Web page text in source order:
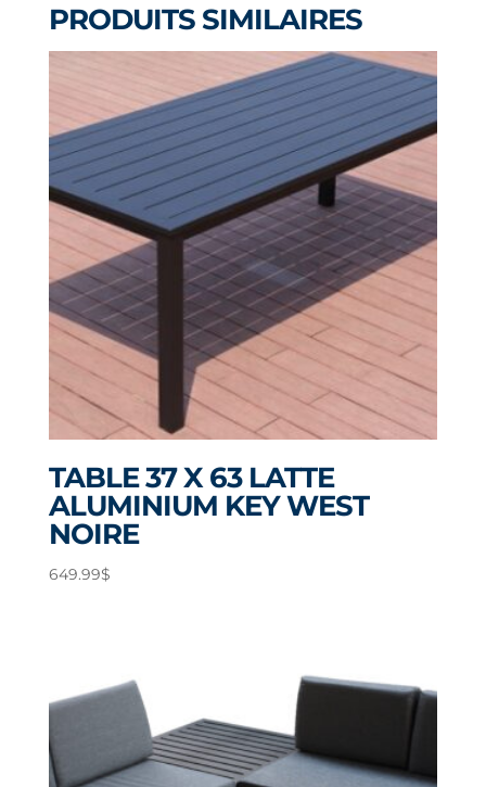
FRAME
GRIS
PRODUITS SIMILAIRES
TABLE 37 X 63 LATTE
ALUMINIUM KEY WEST
NOIRE
649.99$